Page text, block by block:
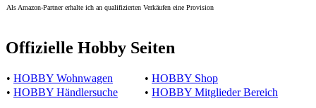
Als Amazon-Partner erhalte ich an qualifizierten Verkäufen eine Provision
Offizielle Hobby Seiten
• HOBBY Wohnwagen • HOBBY Shop
• HOBBY Händlersuche • HOBBY Mitglieder Bereich